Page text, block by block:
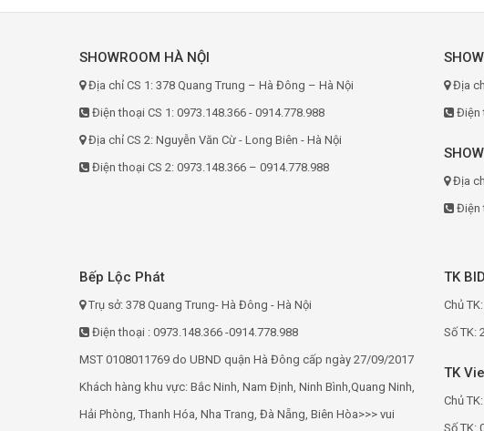
SHOWROOM HÀ NỘI
Địa chỉ CS 1: 378 Quang Trung – Hà Đông – Hà Nội
Điện thoại CS 1: 0973.148.366 - 0914.778.988
Địa chỉ CS 2: Nguyễn Văn Cừ - Long Biên - Hà Nội
Điện thoại CS 2: 0973.148.366 – 0914.778.988
Địa
Điện
Địa
Điện
Bếp Lộc Phát
Trụ sở: 378 Quang Trung- Hà Đông - Hà Nội
Điện thoại : 0973.148.366 -0914.778.988
MST 0108011769 do UBND quận Hà Đông cấp ngày 27/09/2017
Khách hàng khu vực: Bắc Ninh, Nam Định, Ninh Bình,Quang Ninh,
Hải Phòng, Thanh Hóa, Nha Trang, Đà Nẵng, Biên Hòa>>> vui
TK
Chủ
Số TK:
TK
Chủ
Số TK: